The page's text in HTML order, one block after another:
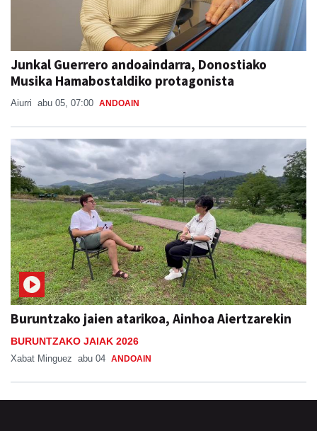
Junkal Guerrero andoaindarra, Donostiako
Musika Hamabostaldiko protagonista
Aiurri abu 05, 07:00 ANDOAIN
Buruntzako jaien atarikoa, Ainhoa Aiertzarekin
BURUNTZAKO JAIAK 2026
Xabat Minguez abu 04 ANDOAIN